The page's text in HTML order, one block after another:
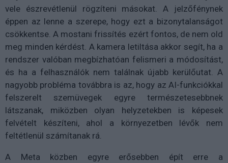
vele észrevétlenül rögzíteni másokat. A jelzőfénynek
éppen az lenne a szerepe, hogy ezt a bizonytalanságot
csökkentse. A mostani frissítés ezért fontos, de nem old
meg minden kérdést. A kamera letiltása akkor segít, ha a
rendszer valóban megbízhatóan felismeri a módosítást,
és ha a felhasználók nem találnak újabb kerülőutat. A
nagyobb probléma továbbra is az, hogy az AI-funkciókkal
felszerelt szemüvegek egyre természetesebbnek
látszanak, miközben olyan helyzetekben is képesek
felvételt készíteni, ahol a környezetben lévők nem
feltétlenül számítanak rá.
A Meta közben egyre erősebben épít erre a